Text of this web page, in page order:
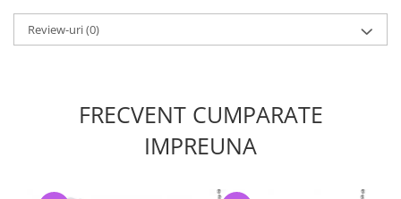
Review-uri(0)
FRECVENT CUMPARATE
IMPREUNA